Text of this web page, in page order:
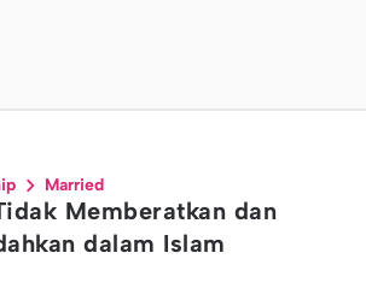
Married
Memberatkan dan
dalam Islam